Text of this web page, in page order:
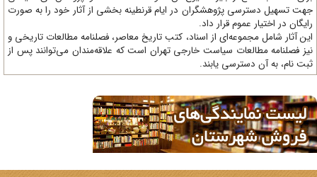
تسهیل دسترسی پژوهشگران در ایام قرنطینه بخشی از آثار خود را به صورت
در اختیار عموم قرار داد.
آثار شامل مجموعه‌ای از اسناد، کتب تاریخ معاصر، فصلنامه‌ مطالعات تاریخی و
فصلنامه مطالعات سیاست خارجی تهران است که علاقه‌مندان می‌توانند پس از
نام، به آن دسترسی یابند.